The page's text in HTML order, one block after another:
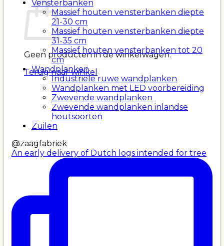
Geen producten in de winkelwagen.
Terug naar winkel
Vensterbanken
Massief houten vensterbanken diepte
21-30 cm
Massief houten vensterbanken diepte
31-35 cm
Massief houten vensterbanken tot 20
cm
Wandplanken
Industriële ruwe wandplanken
Wandplanken met LED voorbereiding
Zwevende wandplanken
Zwevende wandplanken inlandse
houtsoorten
Zuilen
@zaagfabriek
An early delivery of Dutch logs intended for tree